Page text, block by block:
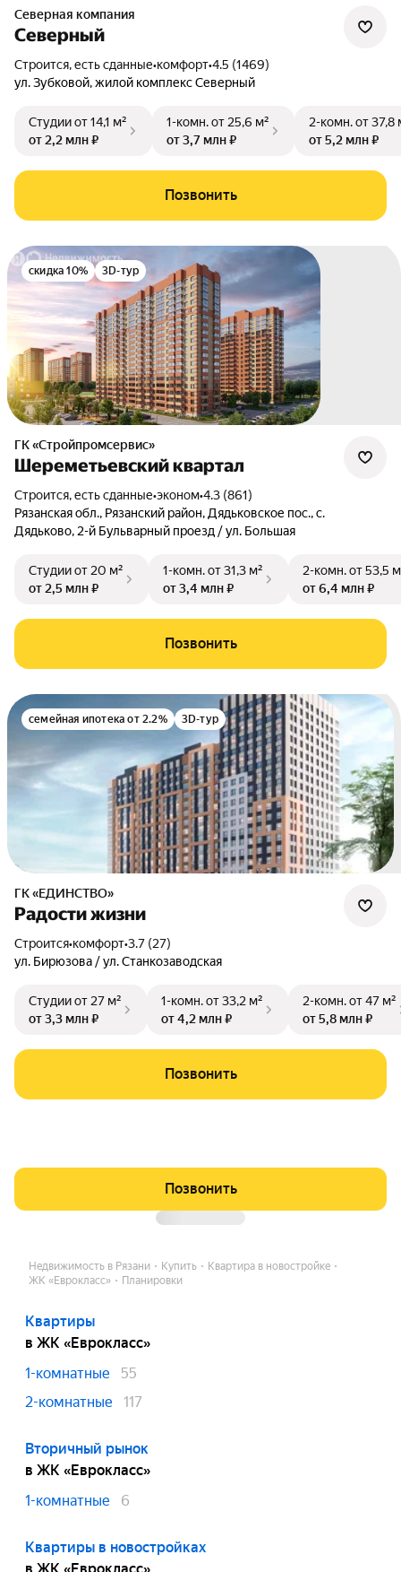
Северная компания
Северный
Строится, есть сданные•комфорт•4.5 (1469)
ул. Зубковой,жилой комплекс Северный
Студииот 14,1 м²
от 2,2 млн ₽
1-комн.от 25,6 м²
от 3,7 млн ₽
2-комн.от 37,8
от 5,2 млн ₽
Позвонить
скидка 10% 3D-тур
ГК «Стройпромсервис»
Шереметьевский квартал
Строится, есть сданные•эконом•4.3 (861)
Рязанская обл., Рязанский район, Дядьковское пос.,с.
Дядьково, 2-й Бульварный проезд / ул. Большая
Студииот 20 м²
от 2,5 млн ₽
1-комн.от 31,3 м²
от 3,4 млн ₽
2-комн.от 53,5
от 6,4 млн ₽
Позвонить
семейная ипотека от 2.2% 3D-тур
ГК «ЕДИНСТВО»
Радости жизни
Строится•комфорт•3.7 (27)
ул. Бирюзова / ул. Станкозаводская
Студииот 27 м²
от 3,3 млн ₽
1-комн.от 33,2 м²
от 4,2 млн ₽
2-комн.от 47 м²
от 5,8 млн ₽
Позвонить
Позвонить
Недвижимость в Рязани Купить
Квартира в новостройке
ЖК «Еврокласс»
Планировки
Квартиры
в ЖК «Еврокласс»
1-комнатные
55
2-комнатные
117
Вторичный рынок
в ЖК «Еврокласс»
1-комнатные
6
Квартиры в новостройках